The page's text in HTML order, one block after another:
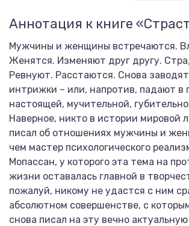
Аннотация к книге
Мужчины и женщины встречаются.
Женятся. Изменяют друг другу.
Ревнуют. Расстаются. Снова заводят
интрижки – или, напротив, падают в
настоящей, мучительной,
Наверное, никто в истории мировой
писал об отношениях мужчины и
чем мастер психологического
Мопассан, у которого эта тема на
жизни оставалась главной в
пожалуй, никому не удастся с ним
абсолютном совершенстве, с
снова писал на эту вечно